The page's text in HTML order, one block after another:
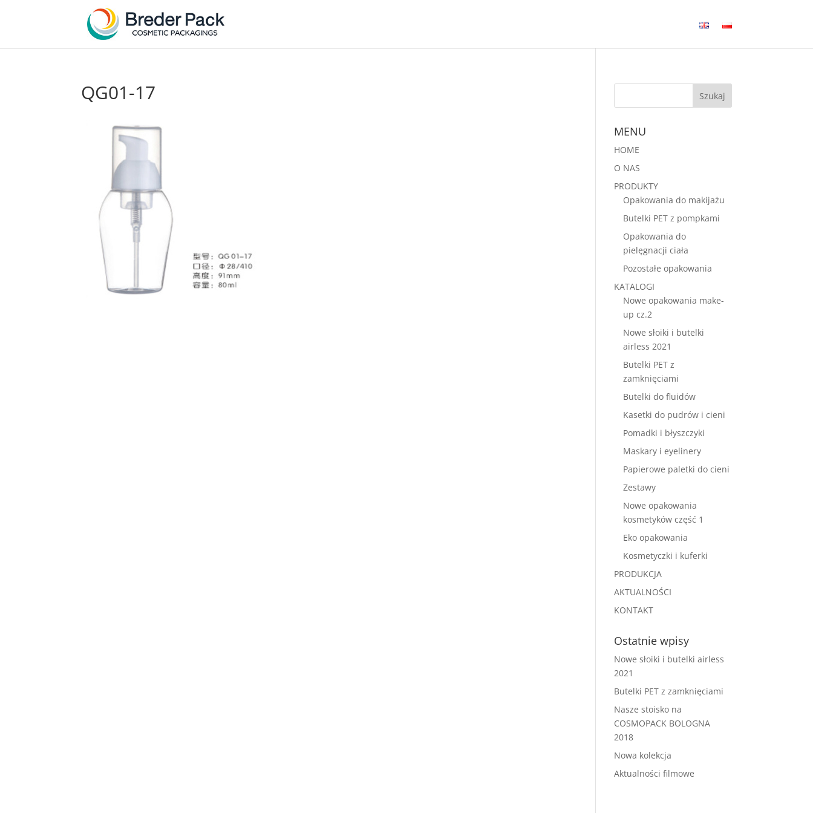
QG01-17
MENU
HOME
O NAS
PRODUKTY
Opakowania do makijażu
Butelki PET z pompkami
Opakowania do
pielęgnacji ciała
Pozostałe opakowania
KATALOGI
Nowe opakowania make-
up cz.2
Nowe słoiki i butelki
airless 2021
Butelki PET z
zamknięciami
Butelki do fluidów
Kasetki do pudrów i cieni
Pomadki i błyszczyki
Maskary i eyelinery
Papierowe paletki do cieni
Zestawy
Nowe opakowania
kosmetyków część 1
Eko opakowania
Kosmetyczki i kuferki
PRODUKCJA
AKTUALNOŚCI
KONTAKT
Ostatnie wpisy
Nowe słoiki i butelki airless
2021
Butelki PET z zamknięciami
Nasze stoisko na
COSMOPACK BOLOGNA
2018
Nowa kolekcja
Aktualności filmowe